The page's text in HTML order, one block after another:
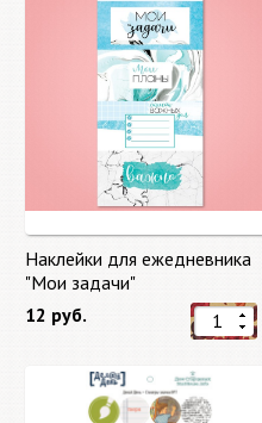
Наклейки для ежедневника
"Мои задачи"
12 руб.